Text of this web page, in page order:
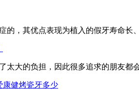
的，其优点表现为植入的假牙寿命
太大的负担，因此很多追求的朋友
康健烤瓷牙多少